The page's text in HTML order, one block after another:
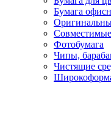
Бумага
Фотобумага
Чипы,
Чистящие